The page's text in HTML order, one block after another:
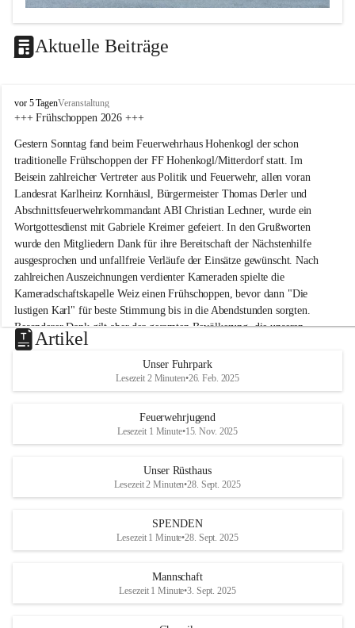
Aktuelle Beiträge
F
F
o
h
e
n
k
o
g
l
-
M
i
t
t
e
r
r
vor 5 TagenVeranstaltung
+++ Frühschoppen 2026 +++
Gestern Sonntag fand beim Feuerwehrhaus Hohenkogl der schon
traditionelle Frühschoppen der FF Hohenkogl/Mitterdorf statt. Im
Beisein zahlreicher Vertreter aus Politik und Feuerwehr, allen voran
Landesrat Karlheinz Kornhäusl, Bürgermeister Thomas Derler und
Abschnittsfeuerwehrkommandant ABI Christian Lechner, wurde ein
Wortgottesdienst mit Gabriele Kreimer gefeiert. In den Grußworten
wurde den Mitgliedern Dank für ihre Bereitschaft der Nächstenhilfe
ausgesprochen und unfallfreie Verläufe der Einsätze gewünscht. Nach
zahlreichen Auszeichnungen verdienter Kameraden spielte die
Kameradschaftskapelle Weiz einen Frühschoppen, bevor dann "Die
lustigen Karl" für beste Stimmung bis in die Abendstunden sorgten.
Besonderer Dank gilt aber der gesamten Bevölkerung, die unseren
Frühschoppen trotz hochsommerlichen Temperaturen besuchte. Der
Reinerlös des Festes kommt natürlich wieder der Verbesserung der
Ausrüstung und somit der Einsatzbereitschaft der FF
Hohenkogl/Mitterdorf zugute!
HERZLICHEN DANK FÜR IHREN BESUCH!
Artikel
Unser Fuhrpark
Lesezeit 2 Minuten•26. Feb. 2025
Feuerwehrjugend
Lesezeit 1 Minute•15. Nov. 2025
Unser Rüsthaus
Lesezeit 2 Minuten•28. Sept. 2025
SPENDEN
Lesezeit 1 Minute•28. Sept. 2025
Mannschaft
Lesezeit 1 Minute•3. Sept. 2025